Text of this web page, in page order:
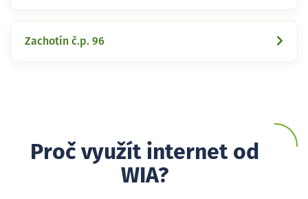
Zachotín č.p. 96
Proč využít internet od
WIA?